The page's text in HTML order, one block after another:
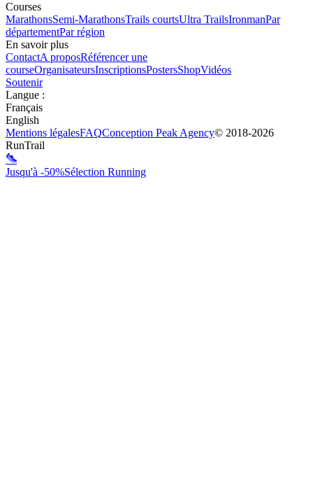
Courses
MarathonsSemi-MarathonsTrails courtsUltra TrailsIronmanPar
départementPar région
En savoir plus
ContactA proposRéférencer une
courseOrganisateursInscriptionsPostersShopVidéos
Soutenir
Langue :
Français
English
Mentions légalesFAQConception Peak Agency© 2018-2026
RunTrail
Jusqu'à -50%Sélection Running